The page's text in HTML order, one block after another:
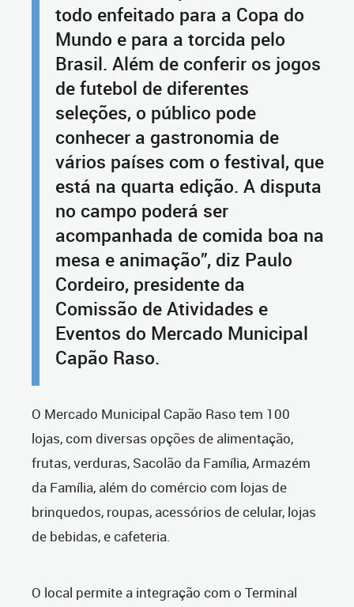
todo enfeitado para a Copa do
Mundo e para a torcida pelo
Brasil. Além de conferir os jogos
de futebol de diferentes
seleções, o público pode
conhecer a gastronomia de
vários países com o festival, que
está na quarta edição. A disputa
no campo poderá ser
acompanhada de comida boa na
mesa e animação”, diz Paulo
Cordeiro, presidente da
Comissão de Atividades e
Eventos do Mercado Municipal
Capão Raso.
O Mercado Municipal Capão Raso tem 100
lojas, com diversas opções de alimentação,
frutas, verduras, Sacolão da Família, Armazém
da Família, além do comércio com lojas de
brinquedos, roupas, acessórios de celular, lojas
de bebidas, e cafeteria.
O local permite a integração com o Terminal